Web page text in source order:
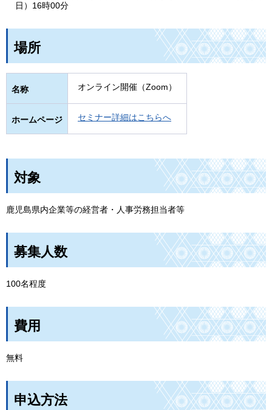
日）16時00分
場所
名称 オンライン開催（Zoom）
ホームページ セミナー詳細はこちらへ
対象
鹿児島県内企業等の経営者・人事労務担当者等
募集人数
100名程度
費用
無料
申込方法